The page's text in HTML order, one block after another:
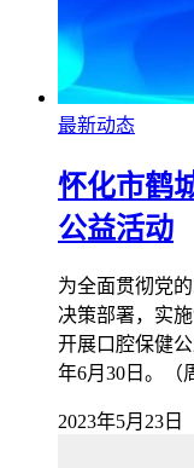
最新动态
怀化市鹤
公益活动
为全面贯彻党
决策部署，实
开展口腔保健
年6月30日。（
2023年5月23日